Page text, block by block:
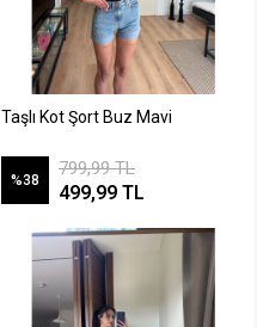
Taşlı Kot Şort Buz Mavi
%38
799,99 TL
499,99 TL